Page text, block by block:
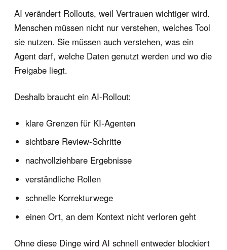
AI verändert Rollouts, weil Vertrauen wichtiger wird.
Menschen müssen nicht nur verstehen, welches Tool
sie nutzen. Sie müssen auch verstehen, was ein
Agent darf, welche Daten genutzt werden und wo die
Freigabe liegt.
Deshalb braucht ein AI-Rollout:
klare Grenzen für KI-Agenten
sichtbare Review-Schritte
nachvollziehbare Ergebnisse
verständliche Rollen
schnelle Korrekturwege
einen Ort, an dem Kontext nicht verloren geht
Ohne diese Dinge wird AI schnell entweder blockiert